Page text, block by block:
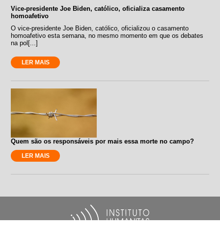
Vice-presidente Joe Biden, católico, oficializa casamento
homoafetivo
O vice-presidente Joe Biden, católico, oficializou o casamento
homoafetivo esta semana, no mesmo momento em que os debates
na pol[...]
LER MAIS
Quem são os responsáveis por mais essa morte no campo?
LER MAIS